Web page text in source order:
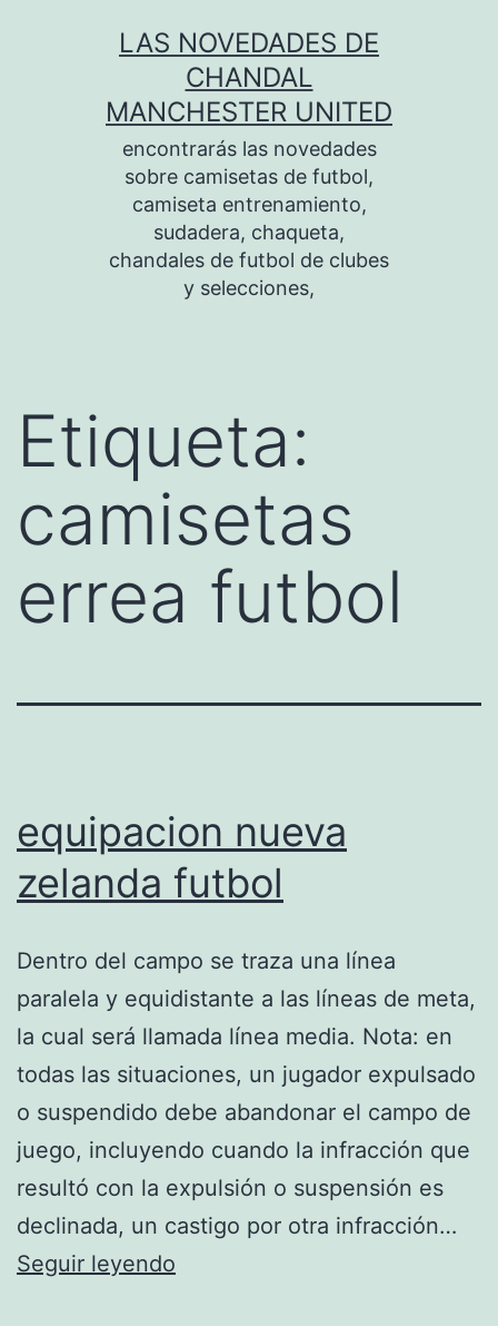
LAS NOVEDADES DE
CHANDAL
MANCHESTER UNITED
encontrarás las novedades
sobre camisetas de futbol,
camiseta entrenamiento,
sudadera, chaqueta,
chandales de futbol de clubes
y selecciones,
Etiqueta:
camisetas
errea futbol
equipacion nueva
zelanda futbol
Dentro del campo se traza una línea
paralela y equidistante a las líneas de meta,
la cual será llamada línea media. Nota: en
todas las situaciones, un jugador expulsado
o suspendido debe abandonar el campo de
juego, incluyendo cuando la infracción que
resultó con la expulsión o suspensión es
declinada, un castigo por otra infracción…
Seguir leyendo